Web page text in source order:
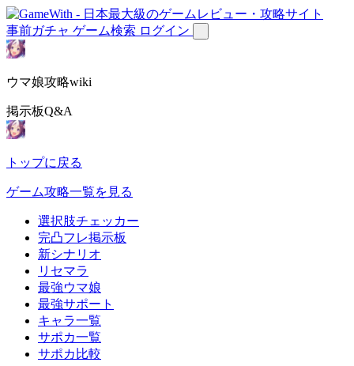
事前ガチャ ゲーム検索 ログイン
ウマ娘攻略wiki
掲示板Q&A
トップに戻る
ゲーム攻略一覧を見る
選択肢チェッカー
完凸フレ掲示板
新シナリオ
リセマラ
最強ウマ娘
最強サポート
キャラ一覧
サポカ一覧
サポカ比較